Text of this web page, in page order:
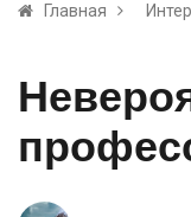
Главная